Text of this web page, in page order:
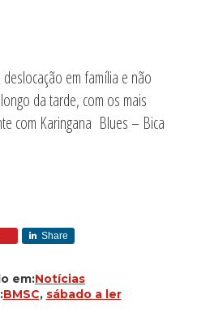
em família e não
da tarde, com os mais
com Karingana Blues – Bica
Share
em:Notícias
BMSC, sábado a ler